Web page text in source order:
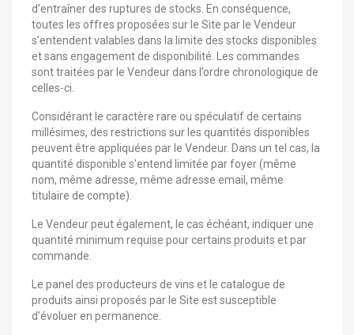
d’entraîner des ruptures de stocks. En conséquence,
toutes les offres proposées sur le Site par le Vendeur
s’entendent valables dans la limite des stocks disponibles
et sans engagement de disponibilité. Les commandes
sont traitées par le Vendeur dans l’ordre chronologique de
celles-ci.
Considérant le caractère rare ou spéculatif de certains
millésimes, des restrictions sur les quantités disponibles
peuvent être appliquées par le Vendeur. Dans un tel cas, la
quantité disponible s'entend limitée par foyer (même
nom, même adresse, même adresse email, même
titulaire de compte).
Le Vendeur peut également, le cas échéant, indiquer une
quantité minimum requise pour certains produits et par
commande.
Le panel des producteurs de vins et le catalogue de
produits ainsi proposés par le Site est susceptible
d’évoluer en permanence.